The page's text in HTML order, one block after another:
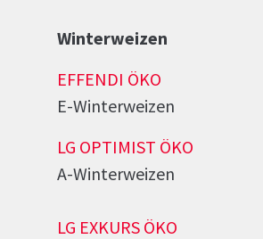
Winterweizen
EFFENDI ÖKO
E-Winterweizen
LG OPTIMIST ÖKO
A-Winterweizen
LG EXKURS ÖKO